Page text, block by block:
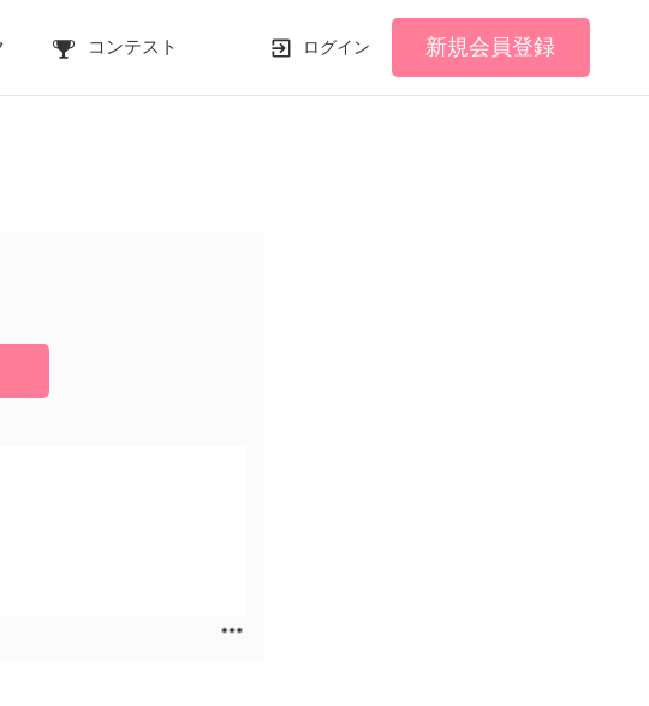
コンテスト ログイン 新規会員登録